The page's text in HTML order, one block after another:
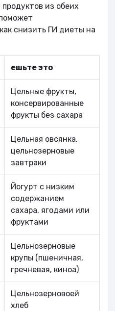
из обеих
снизить ГИ диеты на
ешьте это
Цельные фрукты,
консервированные
фрукты без сахара
Цельная овсянка,
цельнозерновые
завтраки
Йогурт с низким
содержанием
сахара, ягодами или
фруктами
Цельнозерновые
крупы (пшеничная,
гречневая, киноа)
Цельнозерновоей
хлеб